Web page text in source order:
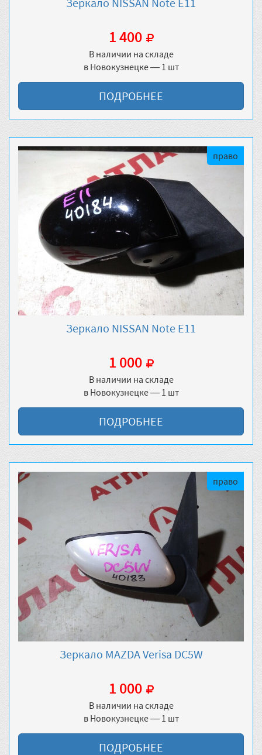
1 400
В наличии на складе
в Новокузнецке — 1 шт
ПОДРОБНЕЕ
право
Зеркало NISSAN Note E11
1 000
В наличии на складе
в Новокузнецке — 1 шт
ПОДРОБНЕЕ
право
Зеркало MAZDA Verisa DC5W
1 000
В наличии на складе
в Новокузнецке — 1 шт
ПОДРОБНЕЕ